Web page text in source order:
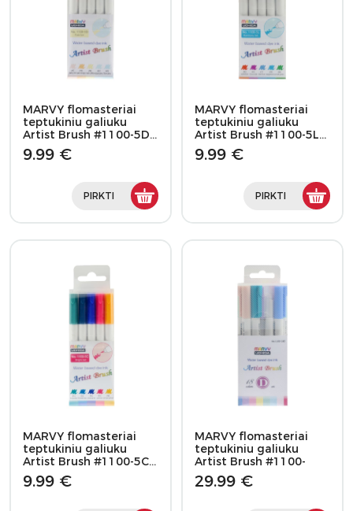
MARVY flomasteriai
teptukiniu galiuku
Artist Brush #1100-5D…
9.99 €
PIRKTI
MARVY flomasteriai
teptukiniu galiuku
Artist Brush #1100-5L…
9.99 €
PIRKTI
MARVY flomasteriai
teptukiniu galiuku
Artist Brush #1100-5C…
9.99 €
MARVY flomasteriai
teptukiniu galiuku
Artist Brush #1100-
18D,…
29.99 €